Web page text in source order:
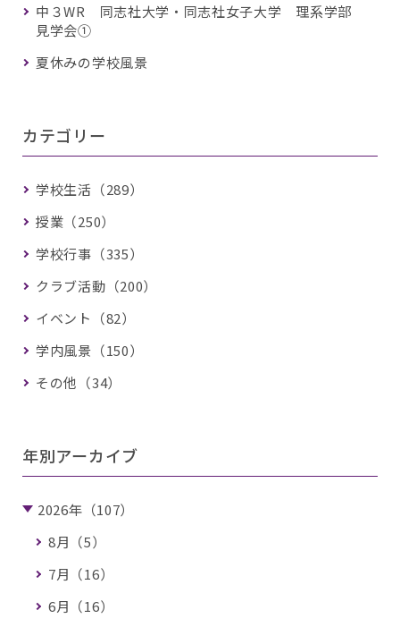
中３WR 同志社大学・同志社女子大学 理系学部
見学会①
夏休みの学校風景
カテゴリー
学校生活（289）
授業（250）
学校行事（335）
クラブ活動（200）
イベント（82）
学内風景（150）
その他（34）
年別アーカイブ
2026年（107）
8月（5）
7月（16）
6月（16）